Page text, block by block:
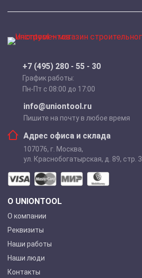
+7 (495) 280 - 55 - 30
График работы:
Пн-Пт с 08:00 до 17:00
info@uniontool.ru
Пишите на почту в любое время
Адрес офиса и склада
107076, г. Москва,
ул. Краснобогатырская, д. 89, стр. 3
О UNIONTOOL
О компании
Реквизиты
Наши работы
Наши люди
Контакты